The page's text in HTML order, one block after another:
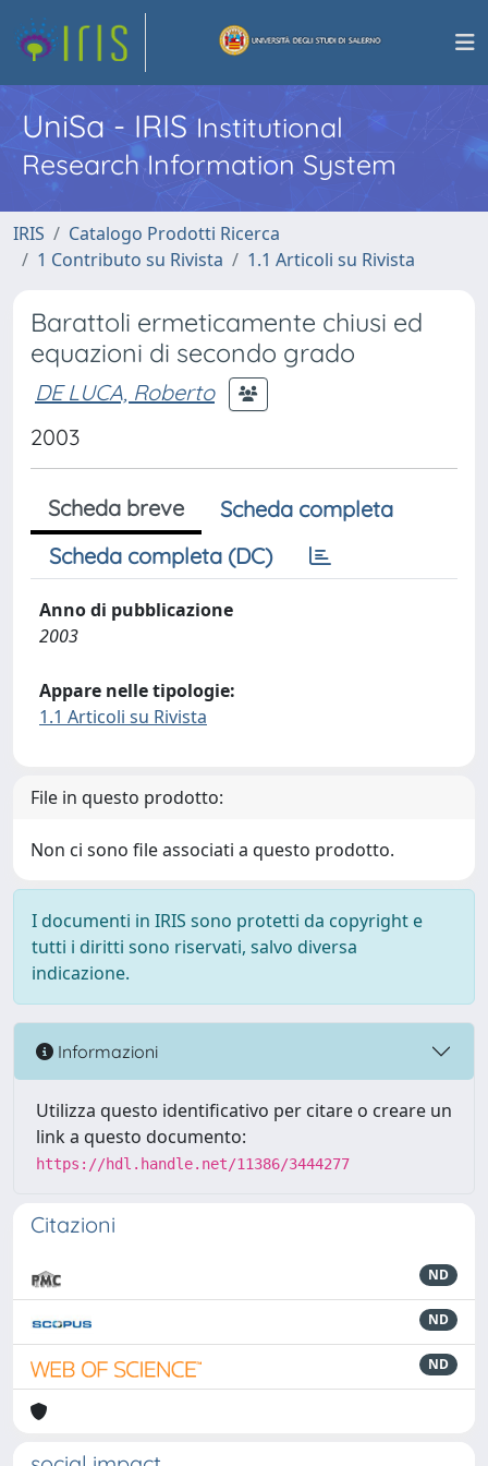
UniSa - IRISInstitutional
Research Information System
IRIS
Catalogo Prodotti Ricerca
1 Contributo su Rivista
1.1 Articoli su Rivista
Barattoli ermeticamente chiusi ed
equazioni di secondo grado
DE LUCA, Roberto
2003
Scheda breve
Scheda completa
Scheda completa (DC)
Anno di pubblicazione
2003
Appare nelle tipologie:
1.1 Articoli su Rivista
File in questo prodotto:
Non ci sono file associati a questo prodotto.
I documenti in IRIS sono protetti da copyright e
tutti i diritti sono riservati, salvo diversa
indicazione.
Informazioni
Utilizza questo identificativo per citare o creare un
link a questo documento:
https://hdl.handle.net/11386/3444277
Citazioni
ND
ND
ND